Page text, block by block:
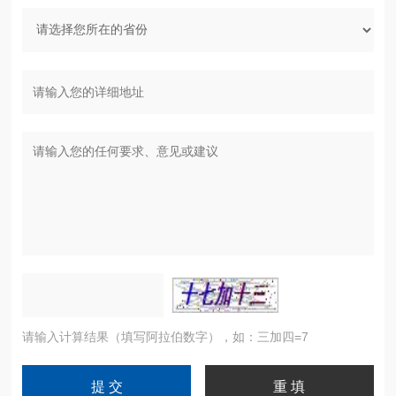
请输入计算结果（填写阿拉伯数字），如：三加四=7